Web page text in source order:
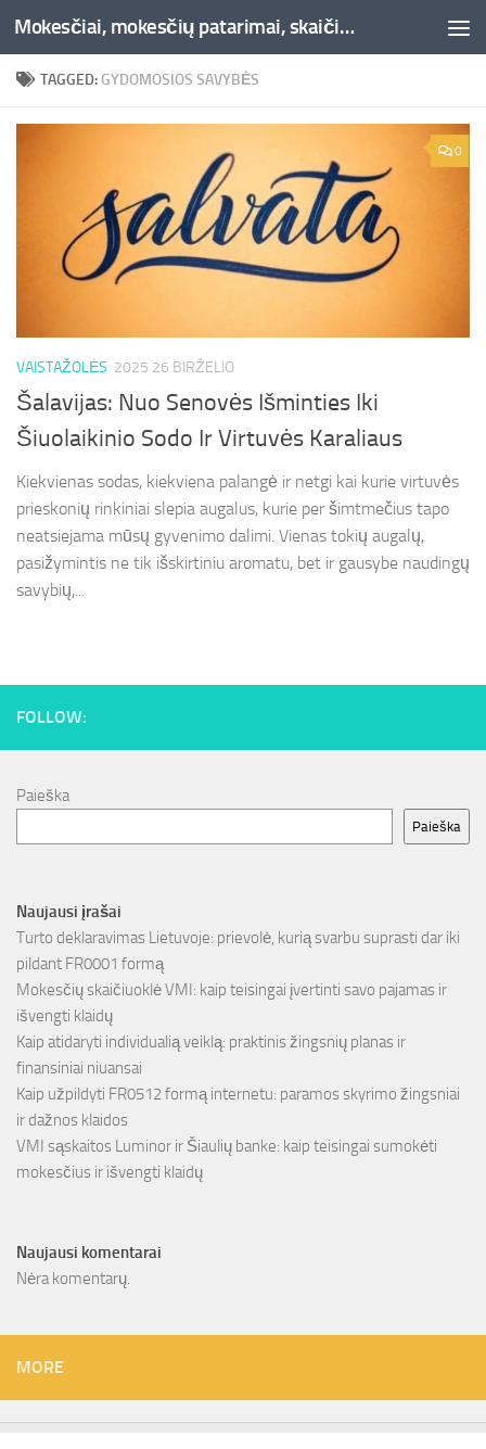
Skip to content Mokesčiai, mokesčių patarimai, skaičiuoklės, straipsniai -Liepaja.lt
TAGGED: GYDOMOSIOS SAVYBĖS
0
VAISTAŽOLĖS 2025 26 BIRŽELIO
Šalavijas: Nuo Senovės Išminties Iki
Šiuolaikinio Sodo Ir Virtuvės Karaliaus
Kiekvienas sodas, kiekviena palangė ir netgi kai kurie virtuvės
prieskonių rinkiniai slepia augalus, kurie per šimtmečius tapo
neatsiejama mūsų gyvenimo dalimi. Vienas tokių augalų,
pasižymintis ne tik išskirtiniu aromatu, bet ir gausybe naudingų
savybių,...
FOLLOW:
Paieška
Paieška
Naujausi įrašai
Turto deklaravimas Lietuvoje: prievolė, kurią svarbu suprasti dar iki
pildant FR0001 formą
Mokesčių skaičiuoklė VMI: kaip teisingai įvertinti savo pajamas ir
išvengti klaidų
Kaip atidaryti individualią veiklą: praktinis žingsnių planas ir
finansiniai niuansai
Kaip užpildyti FR0512 formą internetu: paramos skyrimo žingsniai
ir dažnos klaidos
VMI sąskaitos Luminor ir Šiaulių banke: kaip teisingai sumokėti
mokesčius ir išvengti klaidų
Naujausi komentarai
Nėra komentarų.
MORE